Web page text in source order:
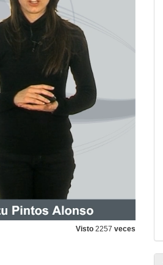
Visto 2257 veces